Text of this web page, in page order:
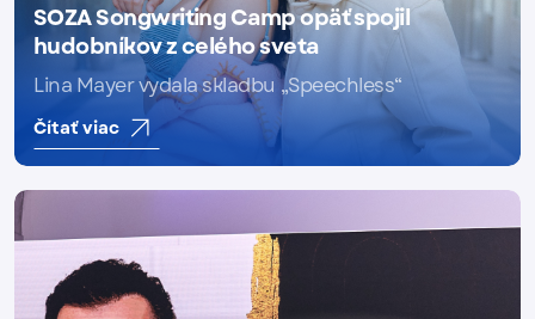
SOZA Songwriting Camp opäť spojil
hudobníkov z celého sveta
Lina Mayer vydala skladbu „Speechless“
Čítať viac